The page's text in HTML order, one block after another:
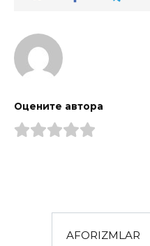
Оцените автора
AFORIZMLAR